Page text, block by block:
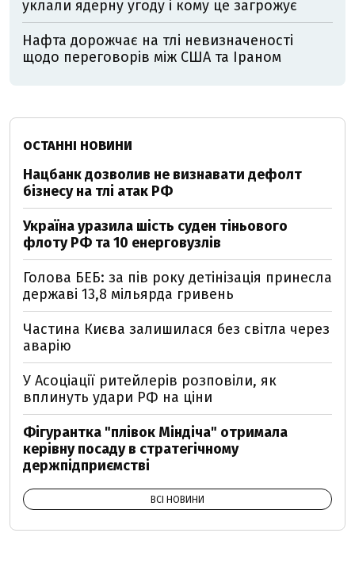
уклали ядерну угоду і кому це загрожує
Нафта дорожчає на тлі невизначеності
щодо переговорів між США та Іраном
ОСТАННІ НОВИНИ
Нацбанк дозволив не визнавати дефолт
бізнесу на тлі атак РФ
Україна уразила шість суден тіньового
флоту РФ та 10 енерговузлів
Голова БЕБ: за пів року детінізація принесла
державі 13,8 мільярда гривень
Частина Києва залишилася без світла через
аварію
У Асоціації ритейлерів розповіли, як
вплинуть удари РФ на ціни
Фігурантка "плівок Міндіча" отримала
керівну посаду в стратегічному
держпідприємстві
ВСІ НОВИНИ